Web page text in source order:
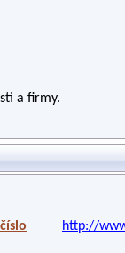
a firmy.
http://